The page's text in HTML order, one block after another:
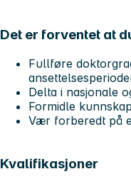
Det er forventet at
Fullføre
Delta i nasjonale
Formidle
Vær forberedt på
Kvalifikasjoner